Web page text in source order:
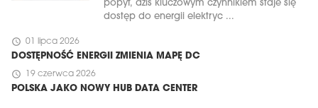
popyt, dziś kluczowym czynnikiem staje się
dostęp do energii elektryc ...
schedule 01 lipca 2026
DOSTĘPNOŚĆ ENERGII ZMIENIA MAPĘ DC
schedule 19 czerwca 2026
POLSKA JAKO NOWY HUB DATA CENTER